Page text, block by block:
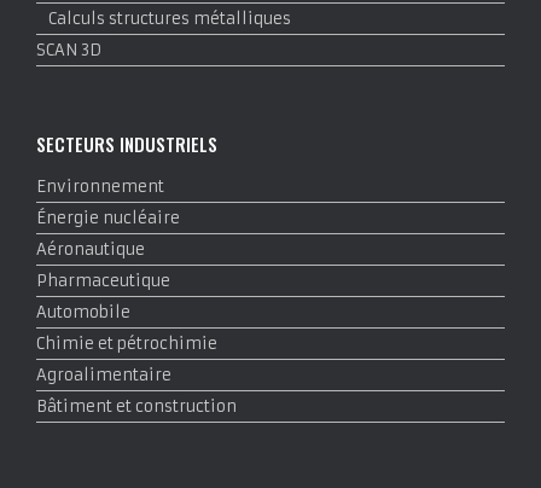
Calculs structures métalliques
SCAN 3D
SECTEURS INDUSTRIELS
Environnement
Énergie nucléaire
Aéronautique
Pharmaceutique
Automobile
Chimie et pétrochimie
Agroalimentaire
Bâtiment et construction